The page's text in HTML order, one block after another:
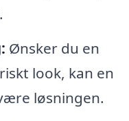
Ønsker du en
look, kan en
løsningen.